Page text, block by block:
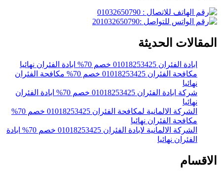
المقالات الحديثة
ابادة الفئران 01018253425 خصم 70% ابادة الفئران نهائيا
مكافحة الفئران 01018253425 خصم 70% مكافحة الفئران
نهائيا
شركة ابادة الفئران 01018253425 خصم 70% ابادة الفئران
نهائيا
الشركة الالمانية لمكافحة الفئران 01018253425 خصم 70%
مكافحة الفئران نهائيا
الشركة الالمانية لابادة الفئران 01018253425 خصم 70% ابادة
الفئران نهائيا
الاقسام